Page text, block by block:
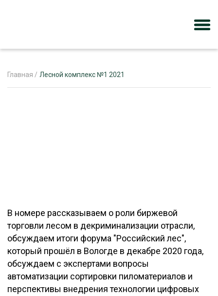
ЛЕСОЗАГОТОВКА
ОБРАБОТКА ДРЕВЕСИНЫ
ЦИФРОВАЯ СРЕДА
БИОЭНЕРГЕТИКА
РУБРИКИ
ТЕМАТИЧЕСКИЕ ПРОЕКТЫ
Главная / Лесной комплекс №1 2021
В номере рассказываем о роли биржевой
торговли лесом в декриминализации отрасли,
обсуждаем итоги форума "Российский лес",
который прошёл в Вологде в декабре 2020 года,
обсуждаем с экспертами вопросы
автоматизации сортировки пиломатериалов и
перспективы внедрения технологии цифровых